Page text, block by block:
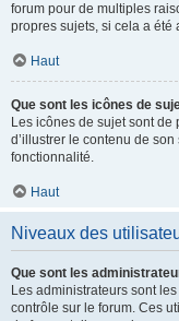
forum pour de multiples
propres sujets, si cela a été
Haut
Que sont les icônes de
Les icônes de sujet sont de
d’illustrer le contenu de
fonctionnalité.
Haut
Niveaux des
Que sont les
Les administrateurs sont
contrôle sur le forum. Ces